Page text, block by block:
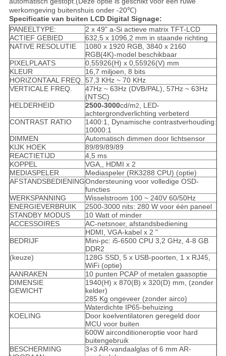
werkomgeving buitenshuis onder -20℃)
Specificatie van buiten LCD Digital Signage:
PANEELTYPE:
2 x 49" a-Si actieve matrix TFT-LCD
ACTIEF GEBIED
632,5 x 1096,2 mm in staande richting
NATIVE RESOLUTIE
1080 x 1920 RGB, 3840 x 2160
RGB(4K)-model beschikbaar
PIXELPLAATS
0,55926(H) x 0,55926(V) mm
KLEUR
16,7 miljoen, 8 bits
HORIZONTAAL FREQ. 57,3 KHz ~ 70 KHz
VERTICALE FREQ.
47Hz ~ 63Hz (DVB/PAL), 57Hz ~ 63Hz
(NTSC)
HELDERHEID
2500-3000cd/m2, LED-
achtergrondverlichting verbeterd
CONTRAST RATIO
1400:1, Dynamische contrastverhouding:
10000:1
DIMMEN
Automatisch dimmen door lichtsensor
KIJK HOEK
89/89/89/89
REACTIETIJD
4,5 ms
KOPPEL
VGA,, HDMI x 2
MEDIASPELER
Mediaspeler (RK3288 CPU) (optie)
AFSTANDSBEDIENINGOndersteuning voor volledige OSD-
functies
WERKSPANNING
Wisselstroom 100 ~ 240V 60/50Hz
ENERGIEVERBRUIK
2500-3000 nits: 280 W voor één paneel
STANDBY MODUS
10 Watt of minder
ACCESSOIRES
AC-netsnoer, afstandsbediening
HDMI, VGA-kabel x 2 "
BEDRIJF
Mini-pc: i5-6500 CPU 3,2 GHz, 4-8 GB
DDR2
(keuze)
128G SSD, 5 x USB-poorten, 1 x RJ45,
WiFi (optie)
AANRAKEN
10 punten PCAP of metalen gaasoptie
DIMENSIE
GEWICHT
1940(H) x 870(B) x 320(D) mm, (zonder
kelder)
285 Kg ongeveer (zonder airco)
Waterdichte IP65-behuizing
KOELING
Door koelventilatoren geregeld door
MCU voor buiten
600W airconditioneroptie voor hard
buitengebruik
BESCHERMING
3+3 AR-vandaalglas of 6 mm AR-